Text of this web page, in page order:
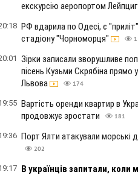
екскурсію аеропортом Лейпциг
РФ вдарила по Одесі, є
стадіону "Чорноморця"
Зірки записали зворушливе
пісень Кузьми Скрябіна прямо
Львова
174
Вартість оренди квартир в
продовжує зростати
181
Порт Ялти атакували морські
202
В українців запитали, коли